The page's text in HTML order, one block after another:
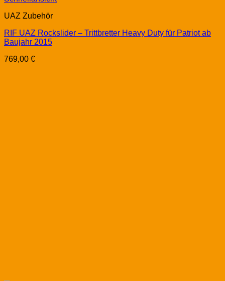
UAZ Zubehör
RIF UAZ Rockslider – Trittbretter Heavy Duty für Patriot ab
Baujahr 2015
769,00 €